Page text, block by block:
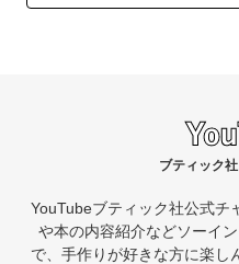
ブティック
YouTubeブティック社公式チ
や本の内容紹介などソーイ
で、手作りが好きな方に楽し